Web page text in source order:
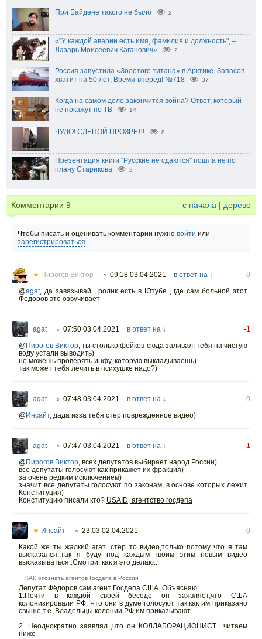
При Байдене такого не было 2
«"У каждой аварии есть имя, фамилия и должность", –
Лазарь Моисеевич Каганович»
2
Россия запустила «Золотого титана» в Арктике. Запасов
хватит на 50 лет, Время-вперёд! №718
37
Когда на самом деле закончится война? Ответ, который
не покажут по ТВ
14
ЧУДО! СЛЕПОЙ ПРОЗРЕЛ! 8
Презентация книги "Русские не сдаются" пошла не по
плану Старикова
2
Комментарии 9 с начала | дерево
Чтобы писать и оценивать комментарии нужно войти или
зарегистрироваться
★Пирогов Виктор ○ 09:18 03.04.2021 в ответ на ↓
0
@agat, да завязывай , ролик есть в Ютубе , где сам больной этот
Федоров это озвучивает
agat ○ 07:50 03.04.2021 в ответ на ↓
-1
@Пирогов Виктор, ты столько фейков сюда заливал, тебя на чистую
воду устали выводить)
не можешь проверять инфу, которую выкладываешь)
так может тебя лечить в психушке надо?)
agat ○ 07:48 03.04.2021 в ответ на ↓
0
@Инсайт, дада изза тебя стер поврежденное видео)
agat ○ 07:47 03.04.2021 в ответ на ↓
-1
@Пирогов Виктор, всех депутатов выбирает народ России)
все депутаты голосуют как прикажет их фракция)
за очень редким исключением)
значит все депутаты голосуют по законам, в основе которых лежит
Конституция)
Конституцию писали кто? USAID, агентство госдепа
★ Инсайт ○ 23:03 02.04.2021
0
Какой же ты жалкий агат...стёр то видео,только потому что я там
высказался..так я буду под каждым твоим этим новым видео
высказываться..Смотри, как я это делаю...
КАК опознать агентов Госдепа в России
Депутат Фёдоров сам агент Госдепа США..Объясняю:
1.Почти в каждой своей беседе он заявляет,что США
колонизировали РФ. Что они в думе голосуют так,как им приказано
свыше,т.е. Владельцы колонии РФ им приказывают..
2. Неоднократно заявлял ,что он КОЛЛАБОРАЦИОНИСТ ..читаем
ниже